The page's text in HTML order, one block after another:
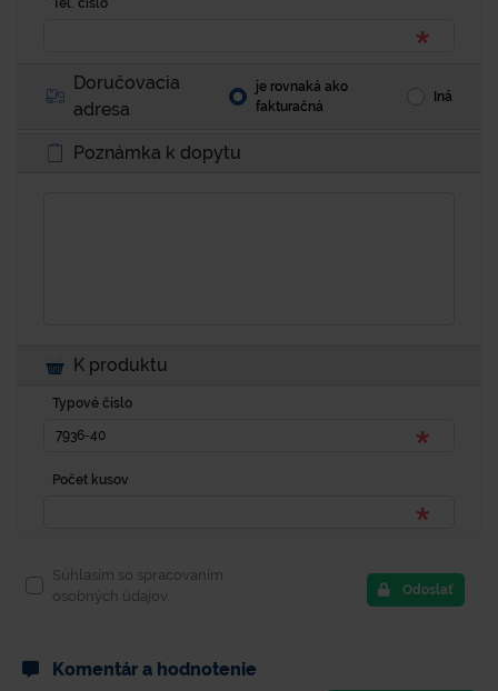
Tel. číslo
Doručovacia
adresa
je rovnaká ako
fakturačná
Iná
Poznámka k dopytu
K produktu
Typové číslo
Počet kusov
Súhlasím so spracovaním
osobných údajov.
Odoslať
Komentár a hodnotenie